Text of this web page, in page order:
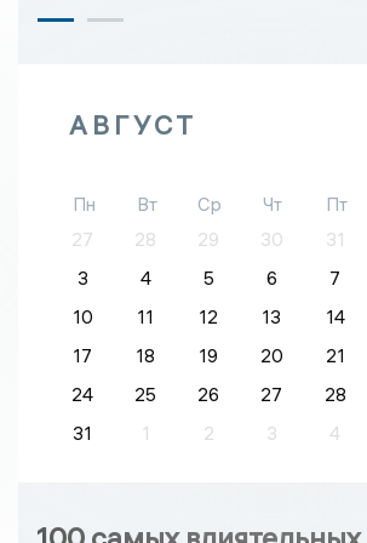
АВГУСТ
Пн Вт Ср Чт Пт
27
28 29 30 31
3
4 5 6 7
10
11 12 13 14
17
18 19 20 21
24
25 26 27 28
31
1 2 3 4